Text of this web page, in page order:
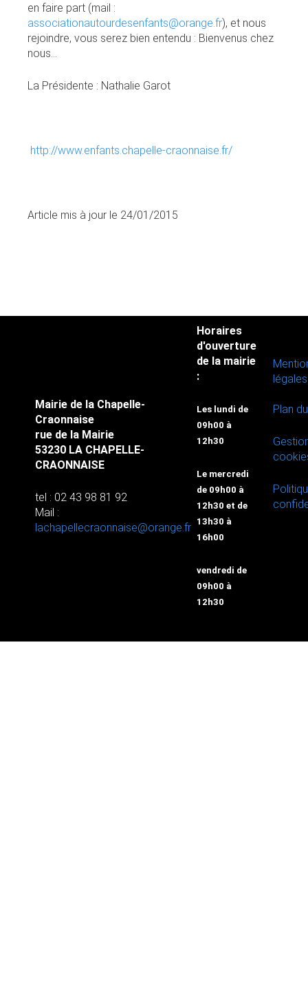
en faire part (mail :
associationautourdesenfants@orange.fr), et nous
rejoindre, vous serez bien entendu : Bienvenus chez
nous...
La Présidente : Nathalie Garot
http://www.enfants.chapelle-craonnaise.fr/
Article mis à jour le 24/01/2015
Mairie de la Chapelle-
Craonnaise
rue de la Mairie
53230 LA CHAPELLE-
CRAONNAISE
tel : 02 43 98 81 92
Mail :
lachapellecraonnaise@orange.fr
Horaires
d'ouverture
de la mairie
:
Les lundi de
09h00 à
12h30
Le mercredi
de 09h00 à
12h30 et de
13h30 à
16h00
vendredi de
09h00 à
12h30
légales
Plan